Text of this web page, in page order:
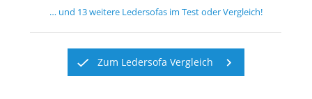
… und 13weitere Ledersofasim Test oder Vergleich!
Zum Ledersofa Vergleich